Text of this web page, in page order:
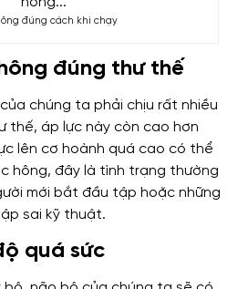
đúng cách khi chạy
đúng thư thế
chúng ta phải chịu rất nhiều
thế, áp lực này còn cao hơn
lên cơ hoành quá cao có thể
hông, đây là tình trạng thường
mới bắt đầu tập hoặc những
sai kỹ thuật.
quá sức